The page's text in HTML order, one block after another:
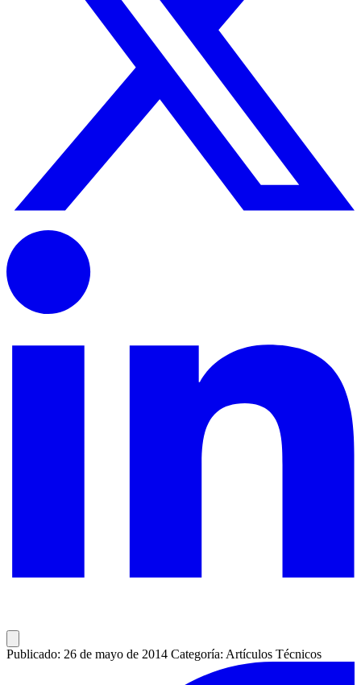
Publicado: 26 de mayo de 2014 Categoría: Artículos Técnicos